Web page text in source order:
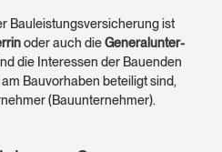
Bauleistungs­versicherung ist
oder auch dieGeneral­unter­
die Interessen der Bauenden
Bau­vorhaben beteiligt sind,
(Bau­unternehmer).